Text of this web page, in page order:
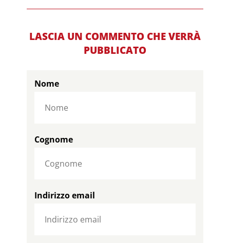
LASCIA UN COMMENTO CHE VERRÀ
PUBBLICATO
Nome
Cognome
Indirizzo email